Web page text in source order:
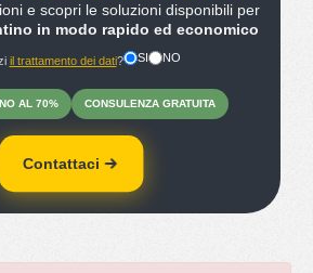
e scopri le soluzioni disponibili per
in modo rapido ed economico
il trattamento dei dati? SI NO
AL 70% CONSULENZA GRATUITA
Contattaci